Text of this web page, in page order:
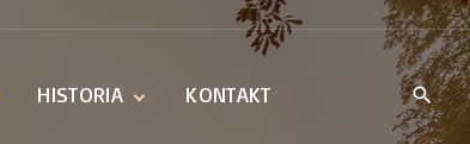
HISTORIA KONTAKT